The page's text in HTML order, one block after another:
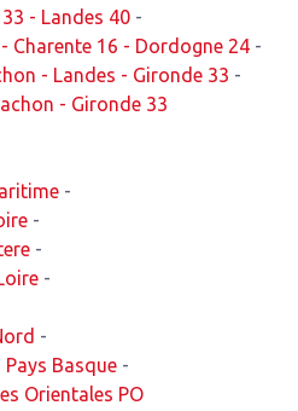
- Landes 40 -
Charente 16 - Dordogne 24 -
- Landes - Gironde 33 -
- Gironde 33
-
-
-
-
-
Basque -
Orientales PO